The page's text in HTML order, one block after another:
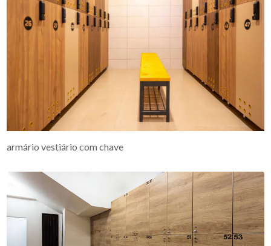
armário vestiário com chave